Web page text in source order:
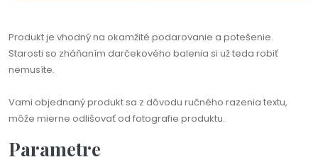
Produkt je vhodný na okamžité podarovanie a potešenie.
Starosti so zháňaním darčekového balenia si už teda robiť
nemusíte.
Vami objednaný produkt sa z dôvodu ručného razenia textu,
môže mierne odlišovať od fotografie produktu.
Parametre